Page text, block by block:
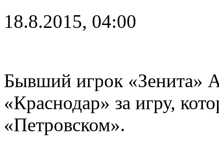
18.8.2015, 04:00
Бывший игрок «Зенита»
«Краснодар» за игру,
«Петровском».